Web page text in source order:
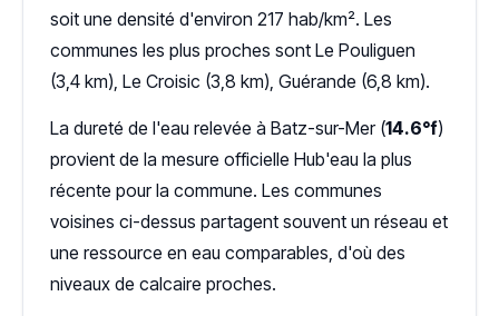
soit une densité d'environ 217 hab/km². Les
communes les plus proches sont Le Pouliguen
(3,4 km), Le Croisic (3,8 km), Guérande (6,8 km).
La dureté de l'eau relevée à Batz-sur-Mer (14.6°f)
provient de la mesure officielle Hub'eau la plus
récente pour la commune. Les communes
voisines ci-dessus partagent souvent un réseau et
une ressource en eau comparables, d'où des
niveaux de calcaire proches.